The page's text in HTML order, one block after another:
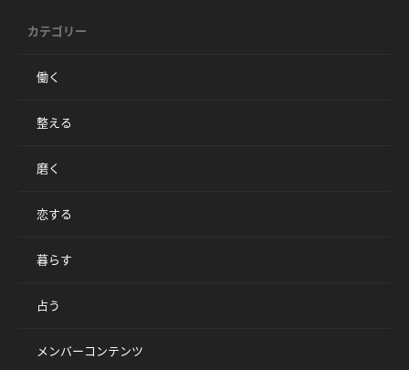
カテゴリー
働く
整える
磨く
恋する
暮らす
占う
メンバーコンテンツ